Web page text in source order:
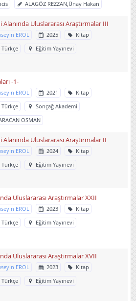
ALAGÖZ REZZAN,Ünay Hakan
Uluslararası Araştırmalar III
EROL 2025
Kitap
Türkçe
Eğitim Yayınevi
-1-
EROL 2021
Kitap
Türkçe
Sonçağ Akademi
OSMAN
Uluslararası Araştırmalar II
EROL 2024
Kitap
Türkçe
Eğitim Yayınevi
Uluslararası Araştırmalar XXII
EROL 2023
Kitap
Türkçe
Eğitim Yayınevi
Uluslararası Araştırmalar XVII
EROL 2023
Kitap
Türkçe
Eğitim Yayınevi